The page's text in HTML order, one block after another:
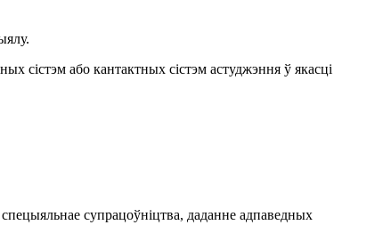
сістэм або кантактных сістэм астуджэння ў якасці
спецыяльнае супрацоўніцтва, даданне адпаведных